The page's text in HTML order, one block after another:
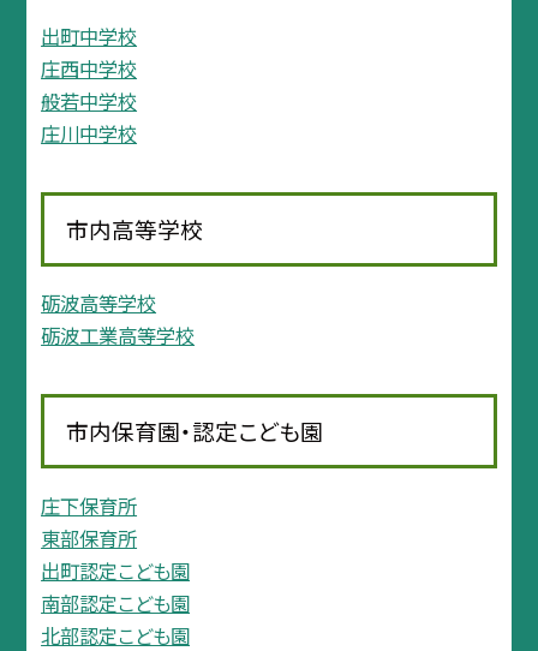
出町中学校
庄西中学校
般若中学校
庄川中学校
市内高等学校
砺波高等学校
砺波工業高等学校
市内保育園・認定こども園
庄下保育所
東部保育所
出町認定こども園
南部認定こども園
北部認定こども園